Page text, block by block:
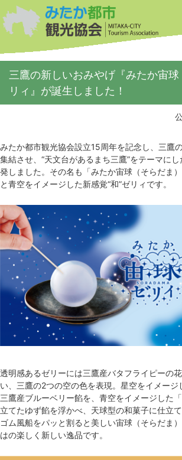
三鷹の新しいおみやげ『みたか宙
リィ』が誕生しました！
みたか都市観光協会設立15周年を記念し、三鷹
集結させ、“天文台があるまち三鷹”をテーマに
発しました。その名も「みたか宙球（そらだま
と青空をイメージした新感覚“和”ゼリィです。
透明感あるゼリーには三鷹産バタフライピーの
い、三鷹の2つの空の色を表現。星空をイメージ
三鷹産ブルーベリー餡を、青空をイメージした
立てたゆず餡を浮かべ、天球型の和菓子に仕立て
ゴム風船をパッと割ると美しい宙球（そらだま
はの楽しく新しい逸品です。